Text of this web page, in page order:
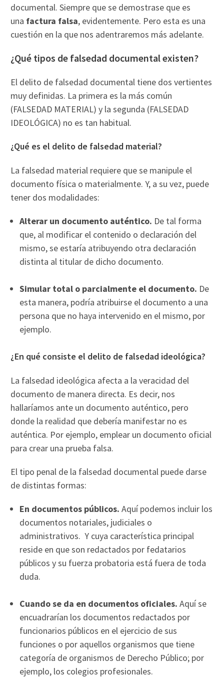
documental. Siempre que se demostrase que es
una factura falsa, evidentemente. Pero esta es una
cuestión en la que nos adentraremos más adelante.
¿Qué tipos de falsedad documental existen?
El delito de falsedad documental tiene dos vertientes
muy definidas. La primera es la más común
(FALSEDAD MATERIAL) y la segunda (FALSEDAD
IDEOLÓGICA) no es tan habitual.
¿Qué es el delito de falsedad material?
La falsedad material requiere que se manipule el
documento física o materialmente. Y, a su vez, puede
tener dos modalidades:
Alterar un documento auténtico. De tal forma
que, al modificar el contenido o declaración del
mismo, se estaría atribuyendo otra declaración
distinta al titular de dicho documento.
Simular total o parcialmente el documento. De
esta manera, podría atribuirse el documento a una
persona que no haya intervenido en el mismo, por
ejemplo.
¿En qué consiste el delito de falsedad ideológica?
La falsedad ideológica afecta a la veracidad del
documento de manera directa. Es decir, nos
hallaríamos ante un documento auténtico, pero
donde la realidad que debería manifestar no es
auténtica. Por ejemplo, emplear un documento oficial
para crear una prueba falsa.
El tipo penal de la falsedad documental puede darse
de distintas formas:
En documentos públicos.Aquí podemos incluir los
documentos notariales, judiciales o
administrativos. Y cuya característica principal
reside en que son redactados por fedatarios
públicos y su fuerza probatoria está fuera de toda
duda.
Cuando se da en documentos oficiales.Aquí se
encuadrarían los documentos redactados por
funcionarios públicos en el ejercicio de sus
funciones o por aquellos organismos que tiene
categoría de organismos de Derecho Público; por
ejemplo, los colegios profesionales.